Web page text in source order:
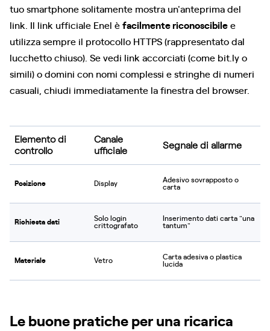
tuo smartphone solitamente mostra un'anteprima del
link. Il link ufficiale Enel èfacilmente riconoscibilee
utilizza sempre il protocollo HTTPS (rappresentato dal
lucchetto chiuso). Se vedi link accorciati (come bit.ly o
simili) o domini con nomi complessi e stringhe di numeri
casuali, chiudi immediatamente la finestra del browser.
Elemento di
controllo
Canale
ufficiale
Segnale di allarme
Posizione Display Adesivo sovrapposto o
carta
Richiesta dati Solo login
crittografato
Inserimento dati carta "una
tantum"
Materiale Vetro Carta adesiva o plastica
lucida
Le buone pratiche per una ricarica